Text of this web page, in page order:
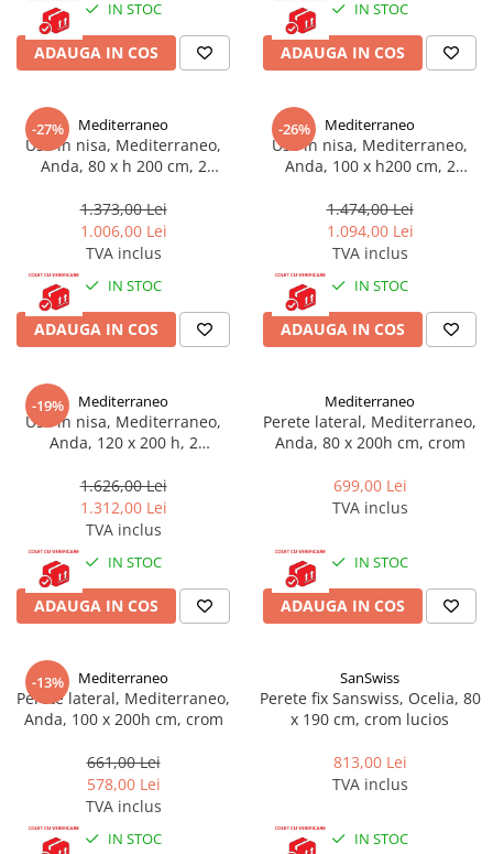
Corpuri iluminat
Oglinzi cu iluminare
Oglinzi simple
Mobilier Lavoar baie
Dulapuri de baie
Rafturi incastrate
Accesorii pentru mobila
Baterii baie
Baterii lavoar
Baterii cada
Seturi baterii
Baterii bideu si dus igienic
Cazi baie
Masti, sifoane si suporturi cazi
Cazi freestanding
Cazi dreptunghiulare
Paravane de cada
Masti, sifoane si suporturi cazi
Cabine de dus dreptunghiulare
Cabine de dus patrate
Cabine de dus pentagonale
IN STOC
ADAUGA IN COS
IN STOC
ADAUGA IN COS
-27% Mediterraneo
Usa in nisa, Mediterraneo,
Anda, 80 x h 200 cm, 2
1.373,00 Lei
1.006,00 Lei
TVA inclus
IN STOC
ADAUGA IN COS
-26% Mediterraneo
Usa in nisa, Mediterraneo,
Anda, 100 x h200 cm, 2
1.474,00 Lei
1.094,00 Lei
TVA inclus
IN STOC
ADAUGA IN COS
-19% Mediterraneo
Usa in nisa, Mediterraneo,
Anda, 120 x 200 h, 2
1.626,00 Lei
1.312,00 Lei
TVA inclus
IN STOC
ADAUGA IN COS
Mediterraneo
Perete lateral, Mediterraneo,
Anda, 80 x 200h cm, crom
699,00 Lei
TVA inclus
IN STOC
ADAUGA IN COS
-13% Mediterraneo
Perete lateral, Mediterraneo,
Anda, 100 x 200h cm, crom
661,00 Lei
578,00 Lei
TVA inclus
IN STOC
SanSwiss
Perete fix Sanswiss, Ocelia, 80
x 190 cm, crom lucios
813,00 Lei
TVA inclus
IN STOC